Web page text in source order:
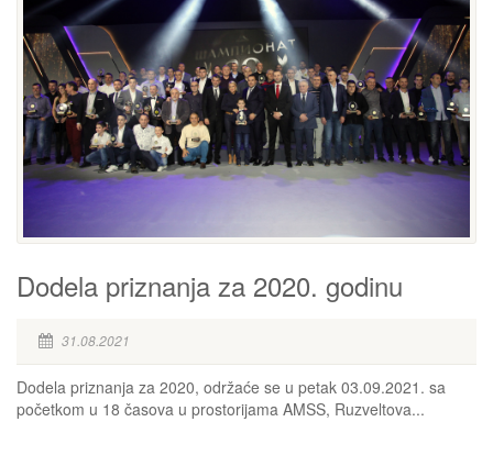
Dodela priznanja za 2020. godinu
31.08.2021
Dodela priznanja za 2020, održaće se u petak 03.09.2021. sa
početkom u 18 časova u prostorijama AMSS, Ruzveltova...